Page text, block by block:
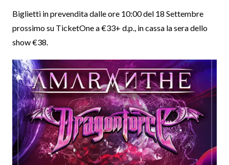
Biglietti in prevendita dalle ore 10:00 del 18 Settembre
prossimo su TicketOne a €33+ d.p., in cassa la sera dello
show €38.